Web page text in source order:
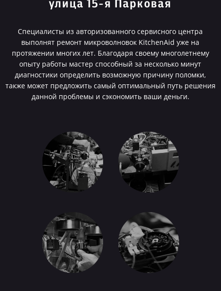
улица 15-я Парковая
Специалисты из авторизованного сервисного центра
выполнят ремонт микроволновок KitchenAid уже на
протяжении многих лет. Благодаря своему многолетнему
опыту работы мастер способный за несколько минут
диагностики определить возможную причину поломки,
также может предложить самый оптимальный путь решения
данной проблемы и сэкономить ваши деньги.